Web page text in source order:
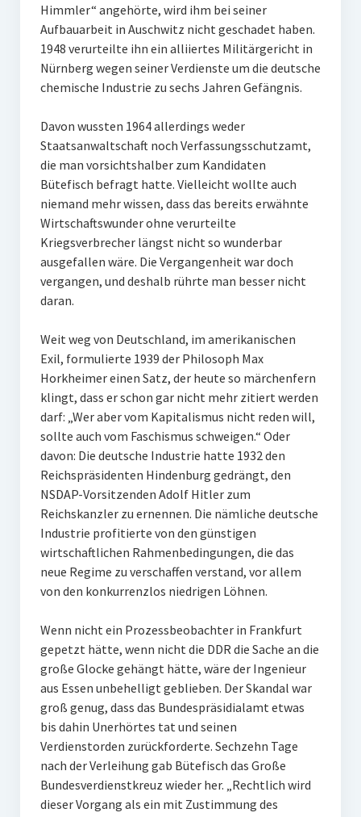
Himmler“ angehörte, wird ihm bei seiner
Aufbauarbeit in Auschwitz nicht geschadet haben.
1948 verurteilte ihn ein alliiertes Militärgericht in
Nürnberg wegen seiner Verdienste um die deutsche
chemische Industrie zu sechs Jahren Gefängnis.
Davon wussten 1964 allerdings weder
Staatsanwaltschaft noch Verfassungsschutzamt,
die man vorsichtshalber zum Kandidaten
Bütefisch befragt hatte. Vielleicht wollte auch
niemand mehr wissen, dass das bereits erwähnte
Wirtschaftswunder ohne verurteilte
Kriegsverbrecher längst nicht so wunderbar
ausgefallen wäre. Die Vergangenheit war doch
vergangen, und deshalb rührte man besser nicht
daran.
Weit weg von Deutschland, im amerikanischen
Exil, formulierte 1939 der Philosoph Max
Horkheimer einen Satz, der heute so märchenfern
klingt, dass er schon gar nicht mehr zitiert werden
darf: „Wer aber vom Kapitalismus nicht reden will,
sollte auch vom Faschismus schweigen.“ Oder
davon: Die deutsche Industrie hatte 1932 den
Reichspräsidenten Hindenburg gedrängt, den
NSDAP-Vorsitzenden Adolf Hitler zum
Reichskanzler zu ernennen. Die nämliche deutsche
Industrie profitierte von den günstigen
wirtschaftlichen Rahmenbedingungen, die das
neue Regime zu verschaffen verstand, vor allem
von den konkurrenzlos niedrigen Löhnen.
Wenn nicht ein Prozessbeobachter in Frankfurt
gepetzt hätte, wenn nicht die DDR die Sache an die
große Glocke gehängt hätte, wäre der Ingenieur
aus Essen unbehelligt geblieben. Der Skandal war
groß genug, dass das Bundespräsidialamt etwas
bis dahin Unerhörtes tat und seinen
Verdienstorden zurückforderte. Sechzehn Tage
nach der Verleihung gab Bütefisch das Große
Bundesverdienstkreuz wieder her. „Rechtlich wird
dieser Vorgang als ein mit Zustimmung des